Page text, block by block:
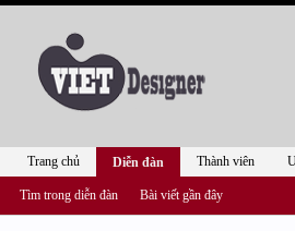
Trang chủ Diễn đàn
Tìm trong diễn đàn Bài viết gần đây
Thành viên